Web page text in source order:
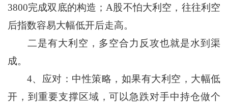
3800完成双底的构造；A股不怕大利空，往往利空
后指数容易大幅低开后走高。
二是有大利空，多空合力反攻也就是水到渠
成。
4、应对：中性策略，如果有大利空，大幅低
开，到重要支撑区域，可以急跌对手中持仓做个